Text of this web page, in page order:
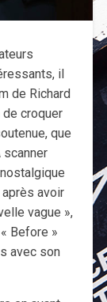
il
de Richard
de croquer
que
avoir
vague »,
Before »
avec son